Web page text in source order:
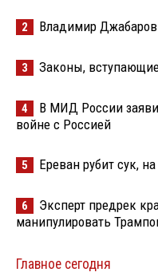
2 Владимир
3 Законы,
4
В МИД России
войне с Россией
5 Ереван рубит сук,
6
Эксперт предрек
манипулировать
Главное сегодня